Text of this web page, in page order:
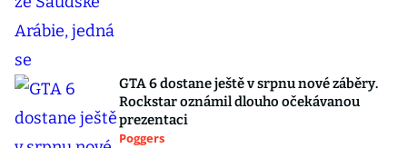
GTA 6 dostane ještě v srpnu nové záběry.
Rockstar oznámil dlouho očekávanou
prezentaci
Poggers